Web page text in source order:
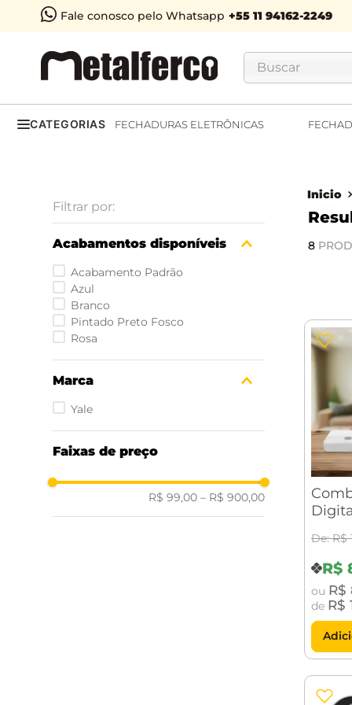
Fale conosco pelo Whatsapp
Buscar
CATEGORIAS FECHADURAS ELETRÔNICAS
Acabamentos disponíveis
Acabamento Padrão
Azul
Branco
Pintado Preto Fosco
Rosa
Marca
Yale
Faixas de preço
R$ 99,00 – R$ 900,00
8
YaleR$
R$
ou R$
de R$